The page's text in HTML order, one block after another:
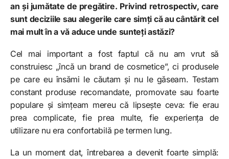
an și jumătate de pregătire. Privind retrospectiv, care
sunt deciziile sau alegerile care simți că au cântărit cel
mai mult în a vă aduce unde sunteți astăzi?
Cel mai important a fost faptul că nu am vrut să
construiesc „încă un brand de cosmetice”, ci produsele
pe care eu însămi le căutam și nu le găseam. Testam
constant produse recomandate, promovate sau foarte
populare și simțeam mereu că lipsește ceva: fie erau
prea complicate, fie prea multe, fie experiența de
utilizare nu era confortabilă pe termen lung.
La un moment dat, întrebarea a devenit foarte simplă: